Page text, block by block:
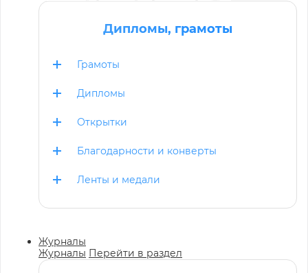
Дипломы, грамоты
Грамоты
Дипломы
Открытки
Благодарности и конверты
Ленты и медали
Журналы
Журналы Перейти в раздел